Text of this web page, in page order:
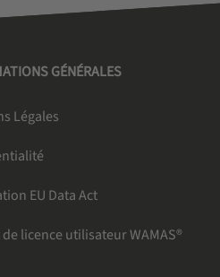
GÉNÉRALES
Légales
EU Data Act
licence utilisateur WAMAS®